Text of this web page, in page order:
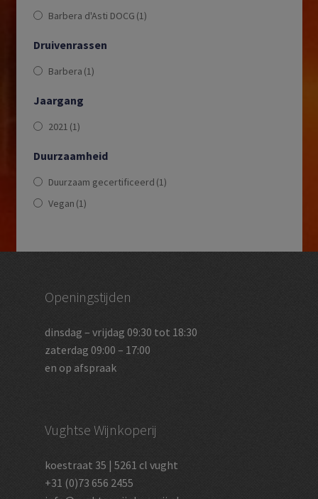
Barbera d'Asti DOCG (1)
Druivenrassen
Barbera (1)
Jaargang
2021 (1)
Duurzaamheid
Duurzaam gecertificeerd (1)
Vegan (1)
Openingstijden
dinsdag – vrijdag 09:30 tot 18:30
zaterdag 09:00 – 17:00
en op afspraak
Vughtse Wijnkoperij
koestraat 35 | 5261 cl vught
+31 (0)73 656 2455